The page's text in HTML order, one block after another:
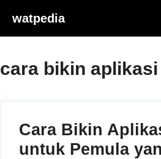
content
watpedia
cara bikin
Cara Bikin
untuk Pemula